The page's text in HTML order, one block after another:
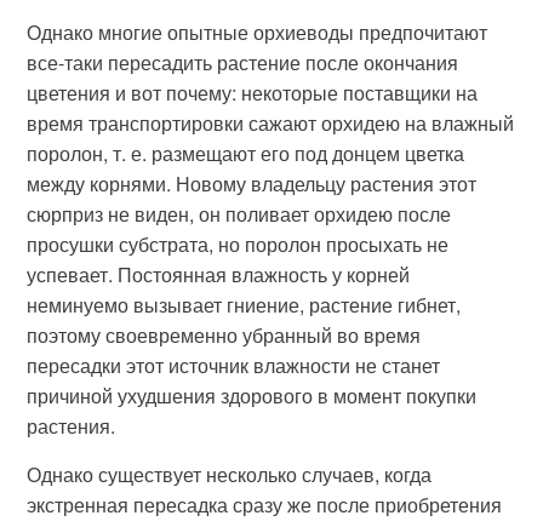
Однако многие опытные орхиеводы предпочитают
все-таки пересадить растение после окончания
цветения и вот почему: некоторые поставщики на
время транспортировки сажают орхидею на влажный
поролон, т. е. размещают его под донцем цветка
между корнями. Новому владельцу растения этот
сюрприз не виден, он поливает орхидею после
просушки субстрата, но поролон просыхать не
успевает. Постоянная влажность у корней
неминуемо вызывает гниение, растение гибнет,
поэтому своевременно убранный во время
пересадки этот источник влажности не станет
причиной ухудшения здорового в момент покупки
растения.
Однако существует несколько случаев, когда
экстренная пересадка сразу же после приобретения